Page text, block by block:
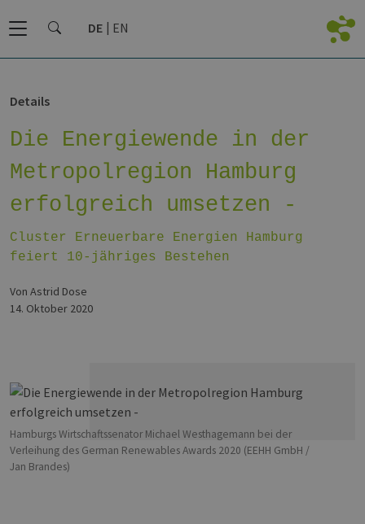
DE EN
Details
Die Energiewende in der
Metropolregion Hamburg
erfolgreich umsetzen -
Cluster Erneuerbare Energien Hamburg
feiert 10-jähriges Bestehen
Hamburgs Wirtschaftssenator Michael Westhagemann bei der
Verleihung des German Renewables Awards 2020 (EEHH GmbH /
Jan Brandes)
von Astrid Dose
14. Oktober 2020